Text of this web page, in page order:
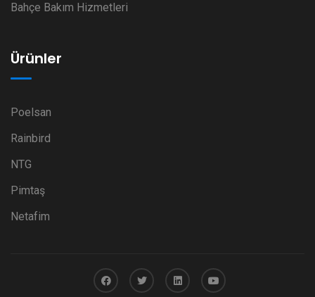
Bahçe Bakım Hizmetleri
Ürünler
Poelsan
Rainbird
NTG
Pimtaş
Netafim